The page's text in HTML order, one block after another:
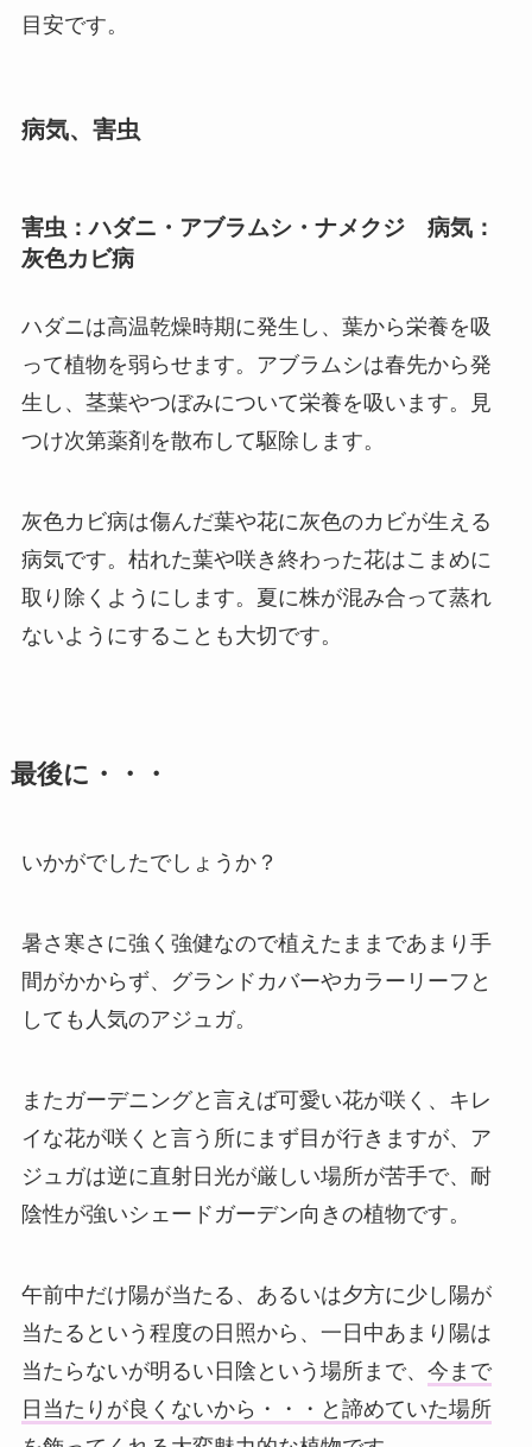
目安です。
病気、害虫
害虫：ハダニ・アブラムシ・ナメクジ 病気：
灰色カビ病
ハダニは高温乾燥時期に発生し、葉から栄養を吸
って植物を弱らせます。アブラムシは春先から発
生し、茎葉やつぼみについて栄養を吸います。見
つけ次第薬剤を散布して駆除します。
灰色カビ病は傷んだ葉や花に灰色のカビが生える
病気です。枯れた葉や咲き終わった花はこまめに
取り除くようにします。夏に株が混み合って蒸れ
ないようにすることも大切です。
最後に・・・
いかがでしたでしょうか？
暑さ寒さに強く強健なので植えたままであまり手
間がかからず、グランドカバーやカラーリーフと
しても人気のアジュガ。
またガーデニングと言えば可愛い花が咲く、キレ
イな花が咲くと言う所にまず目が行きますが、ア
ジュガは逆に直射日光が厳しい場所が苦手で、耐
陰性が強いシェードガーデン向きの植物です。
午前中だけ陽が当たる、あるいは夕方に少し陽が
当たるという程度の日照から、一日中あまり陽は
当たらないが明るい日陰という場所まで、 今まで
日当たりが良くないから・・・と諦めていた場所